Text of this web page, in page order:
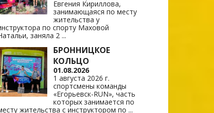
Евгения Кириллова,
занимающаяся по месту
жительства у
по спорту Маховой
заняла 2 ...
БРОННИЦКОЕ
КОЛЬЦО
01.08.2026
1 августа 2026 г.
спортсмены команды
«Егорьевск-RUN», часть
которых занимается по
жительства с инструктором по ...